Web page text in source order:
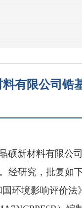
有限公司锆
硕新材料有限公
经研究，批复如
环境影响评价